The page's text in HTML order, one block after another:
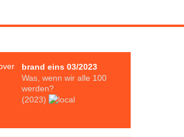
brand eins 03/2023
Was, wenn wir alle 100
werden?
(2023)